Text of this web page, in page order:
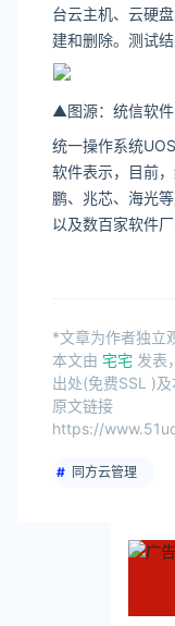
台云主机、云硬
建和删除。测试
▲图源：统信软件
统一操作系统
软件表示，目前
鹏、兆芯、海光
以及数百家软件
*文章为作者独立
本文由 宅宅 发表
出处(免费SSL )及
原文链接
https://
同方云管理